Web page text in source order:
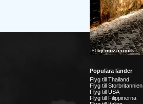
© bymozzercork
Populära länder
Flyg till Thailand
Flyg till Storbritannien
Flyg till USA
Flyg till Filippinerna